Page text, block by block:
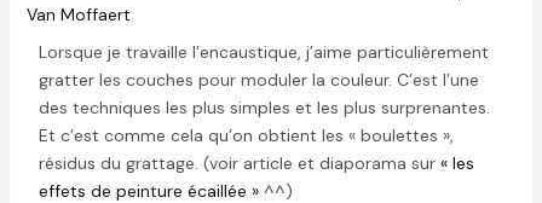
Van Moffaert
Lorsque je travaille l’encaustique, j’aime particulièrement
gratter les couches pour moduler la couleur. C’est l’une
des techniques les plus simples et les plus surprenantes.
Et c’est comme cela qu’on obtient les « boulettes »,
résidus du grattage. (voir article et diaporama sur « les
effets de peinture écaillée »^^)